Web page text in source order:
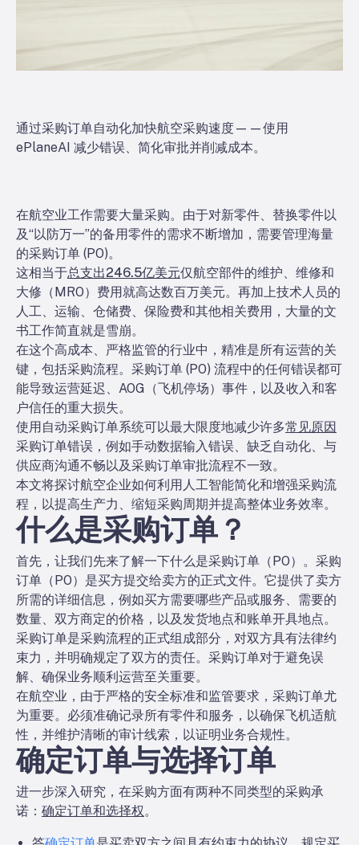
通过采购订单自动化加快航空采购速度——使用
ePlaneAI 减少错误、简化审批并削减成本。
在航空业工作需要大量采购。由于对新零件、替换零件以
及“以防万一”的备用零件的需求不断增加，需要管理海量
的采购订单 (PO)。
这相当于总支出246.5亿美元仅航空部件的维护、维修和
大修（MRO）费用就高达数百万美元。再加上技术人员的
人工、运输、仓储费、保险费和其他相关费用，大量的文
书工作简直就是雪崩。
在这个高成本、严格监管的行业中，精准是所有运营的关
键，包括采购流程。采购订单 (PO) 流程中的任何错误都可
能导致运营延迟、AOG（飞机停场）事件，以及收入和客
户信任的重大损失。
使用自动采购订单系统可以最大限度地减少许多常见原因
采购订单错误，例如手动数据输入错误、缺乏自动化、与
供应商沟通不畅以及采购订单审批流程不一致。
本文将探讨航空企业如何利用人工智能简化和增强采购流
程，以提高生产力、缩短采购周期并提高整体业务效率。
什么是采购订单？
首先，让我们先来了解一下什么是采购订单（PO）。采购
订单（PO）是买方提交给卖方的正式文件。它提供了卖方
所需的详细信息，例如买方需要哪些产品或服务、需要的
数量、双方商定的价格，以及发货地点和账单开具地点。
采购订单是采购流程的正式组成部分，对双方具有法律约
束力，并明确规定了双方的责任。采购订单对于避免误
解、确保业务顺利运营至关重要。
在航空业，由于严格的安全标准和监管要求，采购订单尤
为重要。必须准确记录所有零件和服务，以确保飞机适航
性，并维护清晰的审计线索，以证明业务合规性。
确定订单与选择订单
进一步深入研究，在采购方面有两种不同类型的采购承
诺： 确定订单和选择权。